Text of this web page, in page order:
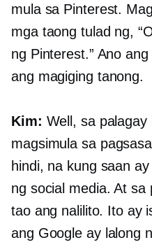
mula sa Pinterest.
mga taong tulad ng,
ng Pinterest.” Ano
ang magiging tanong.
Kim: Well, sa palagay
magsimula sa
hindi, na kung saan
ng social media. At sa
tao ang nalilito. Ito ay
ang Google ay lalong